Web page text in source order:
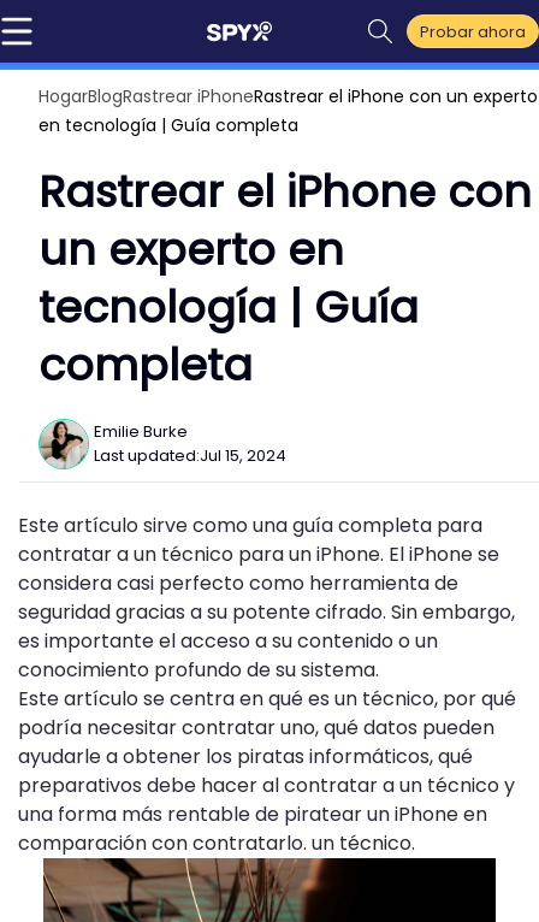
Probar ahora
HogarBlogRastrear iPhoneRastrear el iPhone con un experto
en tecnología | Guía completa
Rastrear el iPhone con
un experto en
tecnología | Guía
completa
Emilie Burke
Last updated:Jul 15, 2024
Este artículo sirve como una guía completa para
contratar a un técnico para un iPhone. El iPhone se
considera casi perfecto como herramienta de
seguridad gracias a su potente cifrado. Sin embargo,
es importante el acceso a su contenido o un
conocimiento profundo de su sistema.
Este artículo se centra en qué es un técnico, por qué
podría necesitar contratar uno, qué datos pueden
ayudarle a obtener los piratas informáticos, qué
preparativos debe hacer al contratar a un técnico y
una forma más rentable de piratear un iPhone en
comparación con contratarlo. un técnico.